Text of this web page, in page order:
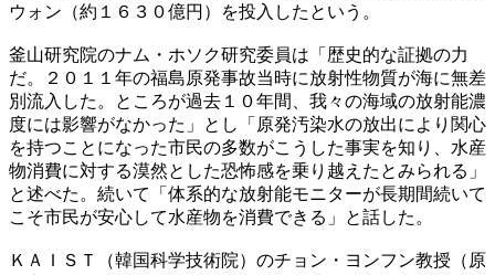
ウォン（約１６３０億円）を投入したという。
釜山研究院のナム・ホソク研究委員は「歴史的な証拠の力
だ。２０１１年の福島原発事故当時に放射性物質が海に無差
別流入した。ところが過去１０年間、我々の海域の放射能濃
度には影響がなかった」とし「原発汚染水の放出により関心
を持つことになった市民の多数がこうした事実を知り、水産
物消費に対する漠然とした恐怖感を乗り越えたとみられる」
と述べた。続いて「体系的な放射能モニターが長期間続いて
こそ市民が安心して水産物を消費できる」と話した。
ＫＡＩＳＴ（韓国科学技術院）のチョン・ヨンフン教授（原